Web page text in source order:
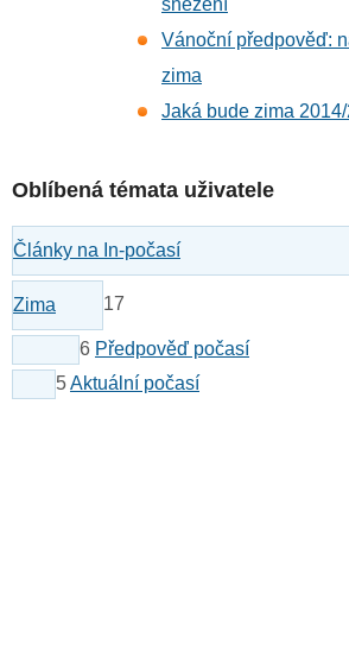
sněžení
Vánoční předpověď:
zima
Jaká bude zima
Oblíbená témata uživatele
Články na In-počasí
Zima 17
6 Předpověď počasí
5Aktuální počasí